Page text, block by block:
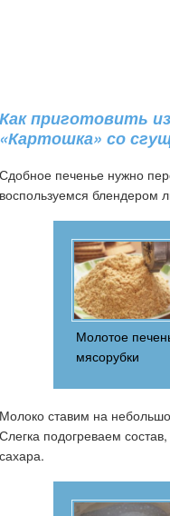
Как приготовить
«Картошка» со
Сдобное печенье нужно
воспользуемся блендером
Молотое
мясорубки
Молоко ставим на
Слегка подогреваем
сахара.